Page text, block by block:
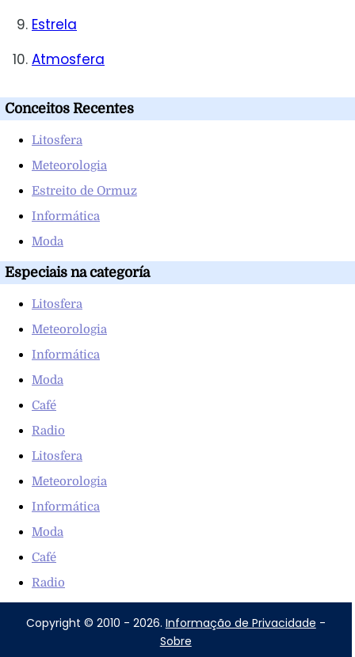
Estrela
Atmosfera
Conceitos Recentes
Litosfera
Meteorologia
Estreito de Ormuz
Informática
Moda
Especiais na categoría
Litosfera
Meteorologia
Informática
Moda
Café
Radio
Litosfera
Meteorologia
Informática
Moda
Café
Radio
Copyright © 2010 - 2026. Informação de Privacidade -
Sobre